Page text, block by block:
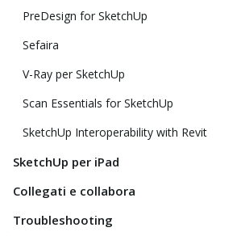
PreDesign for SketchUp
Sefaira
V-Ray per SketchUp
Scan Essentials for SketchUp
SketchUp Interoperability with Revit
SketchUp per iPad
Collegati e collabora
Troubleshooting